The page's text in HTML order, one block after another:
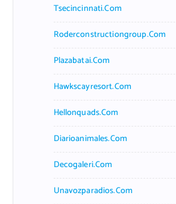
Tsecincinnati.com
Roderconstructiongroup.com
Plazabatai.com
Hawkscayresort.com
Hellonquads.com
Diarioanimales.com
Decogaleri.com
Unavozparadios.com